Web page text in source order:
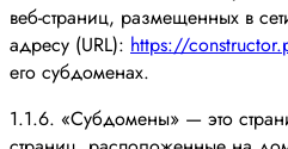
веб-страниц, размещенных в
адресу (URL): https://
его субдоменах.
1.1.6. «Субдомены» — это